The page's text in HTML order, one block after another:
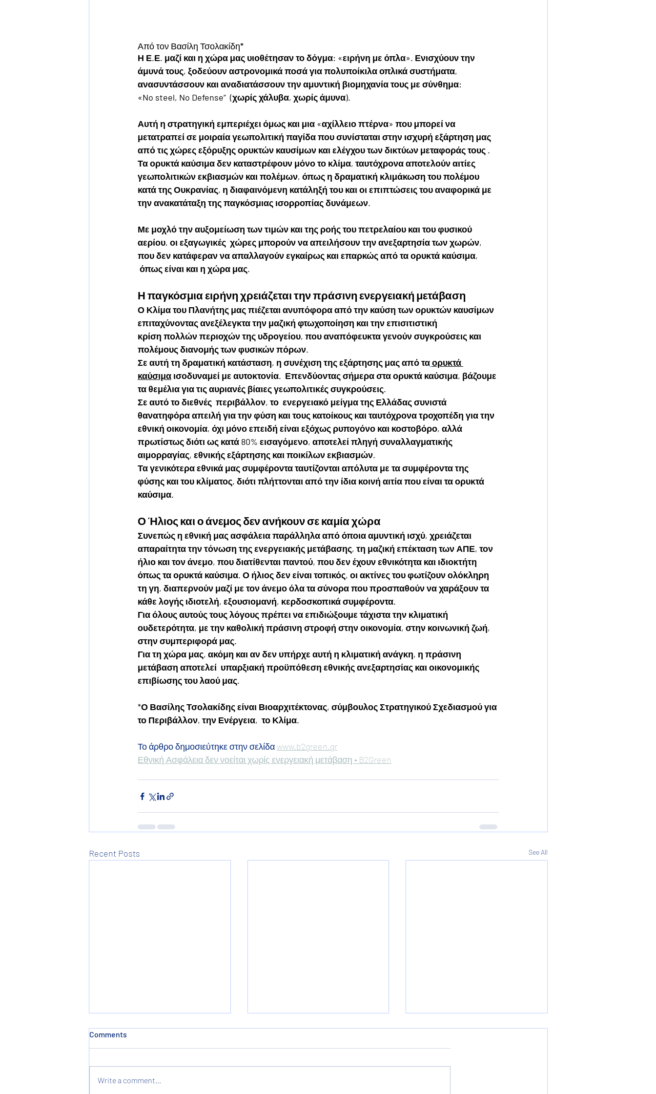
Από τον Βασίλη Τσολακίδη*
Η Ε.Ε. μαζί και η χώρα μας υιοθέτησαν το δόγμα: «ειρήνη με όπλα». Ενισχύουν την
άμυνά τους, ξοδεύουν αστρονομικά ποσά για πολυποίκιλα οπλικά συστήματα,
ανασυντάσσουν και αναδιατάσσουν την αμυντική βιομηχανία τους με σύνθημα:
«No steel, No Defense”  (χωρίς χάλυβα, χωρίς άμυνα).
Αυτή η στρατηγική εμπεριέχει όμως και μια «αχίλλειο πτέρνα» που μπορεί να
μετατραπεί σε μοιραία γεωπολιτική παγίδα που συνίσταται στην ισχυρή εξάρτηση μας
από τις χώρες εξόρυξης ορυκτών καυσίμων και ελέγχου των δικτύων μεταφοράς τους .
Τα ορυκτά καύσιμα δεν καταστρέφουν μόνο το κλίμα, ταυτόχρονα αποτελούν αιτίες
γεωπολιτικών εκβιασμών και πολέμων, όπως η δραματική κλιμάκωση του πολέμου
κατά της Ουκρανίας, η διαφαινόμενη κατάληξή του και οι επιπτώσεις του αναφορικά με
την ανακατάταξη της παγκόσμιας ισορροπίας δυνάμεων.
Με μοχλό την αυξομείωση των τιμών και της ροής του πετρελαίου και του φυσικού
αερίου, οι εξαγωγικές  χώρες μπορούν να απειλήσουν την ανεξαρτησία των χωρών,
που δεν κατάφεραν να απαλλαγούν εγκαίρως και επαρκώς από τα ορυκτά καύσιμα,
όπως είναι και η χώρα μας.
Η παγκόσμια ειρήνη χρειάζεται την πράσινη ενεργειακή μετάβαση
Ο Κλίμα του Πλανήτης μας πιέζεται ανυπόφορα από την καύση των ορυκτών καυσίμων
επιταχύνοντας ανεξέλεγκτα την μαζική φτωχοποίηση και την επισιτιστική
κρίση πολλών περιοχών της υδρογείου, που αναπόφευκτα γενούν συγκρούσεις και
πολέμους διανομής των φυσικών πόρων.
Σε αυτή τη δραματική κατάσταση, η συνέχιση της εξάρτησης μας από ταορυκτά
καύσιμα ισοδυναμεί με αυτοκτονία.  Επενδύοντας σήμερα στα ορυκτά καύσιμα, βάζουμε
τα θεμέλια για τις αυριανές βίαιες γεωπολιτικές συγκρούσεις.
Σε αυτό το διεθνές  περιβάλλον, το  ενεργειακό μείγμα της Ελλάδας συνιστά
θανατηφόρα απειλή για την φύση και τους κατοίκους και ταυτόχρονα τροχοπέδη για την
εθνική οικονομία, όχι μόνο επειδή είναι εξόχως ρυπογόνο και κοστοβόρο, αλλά
πρωτίστως διότι ως κατά 80% εισαγόμενο, αποτελεί πληγή συναλλαγματικής
αιμορραγίας, εθνικής εξάρτησης και ποικίλων εκβιασμών.
Τα γενικότερα εθνικά μας συμφέροντα ταυτίζονται απόλυτα με τα συμφέροντα της
φύσης και του κλίματος, διότι πλήττονται από την ίδια κοινή αιτία που είναι τα ορυκτά
καύσιμα.
Ο Ήλιος και ο άνεμος δεν ανήκουν σε καμία χώρα
Συνεπώς η εθνική μας ασφάλεια παράλληλα από όποια αμυντική ισχύ, χρειάζεται
απαραίτητα την τόνωση της ενεργειακής μετάβασης, τη μαζική επέκταση των ΑΠΕ, τον
ήλιο και τον άνεμο, που διατίθενται παντού, που δεν έχουν εθνικότητα και ιδιοκτήτη
όπως τα ορυκτά καύσιμα. Ο ήλιος δεν είναι τοπικός, οι ακτίνες του φωτίζουν ολόκληρη
τη γη, διαπερνούν μαζί με τον άνεμο όλα τα σύνορα που προσπαθούν να χαράξουν τα
κάθε λογής ιδιοτελή, εξουσιομανή, κερδοσκοπικά συμφέροντα.
Για όλους αυτούς τους λόγους πρέπει να επιδιώξουμε τάχιστα την κλιματική
ουδετερότητα, με την καθολική πράσινη στροφή στην οικονομία, στην κοινωνική ζωή,
στην συμπεριφορά μας.
Για τη χώρα μας, ακόμη και αν δεν υπήρχε αυτή η κλιματική ανάγκη, η πράσινη
μετάβαση αποτελεί  υπαρξιακή προϋπόθεση εθνικής ανεξαρτησίας και οικονομικής
επιβίωσης του λαού μας.
*Ο Βασίλης Τσολακίδης είναι Βιοαρχιτέκτονας, σύμβουλος Στρατηγικού Σχεδιασμού για
το Περιβάλλον, την Ενέργεια,  το Κλίμα.
Το άρθρο δημοσιεύτηκε στην σελίδα www.b2green.gr
Εθνική Ασφάλεια δεν νοείται χωρίς ενεργειακή μετάβαση • B2Green
Recent Posts See All
Comments
Write a comment...